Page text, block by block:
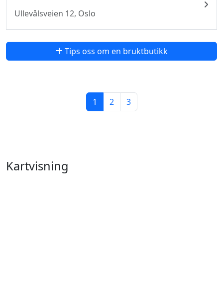
Ullevålsveien 12, Oslo
Tips oss om en bruktbutikk
1 2 3
Kartvisning